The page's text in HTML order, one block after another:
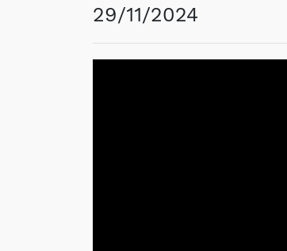
29/11/2024